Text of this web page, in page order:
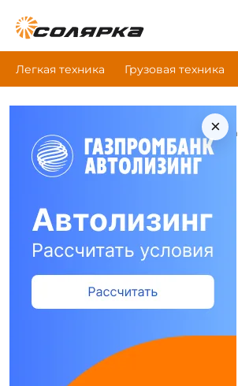
Легкая техника Грузовая техника
×
Главная Строительная и дорожная техника
Trf E30-4Z4
Погрузчики Trf E30-4Z4